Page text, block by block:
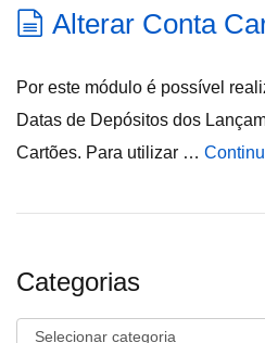
Alterar Conta
Por este módulo é possível
Datas de Depósitos dos
Cartões. Para utilizar …
Categorias
Categorias